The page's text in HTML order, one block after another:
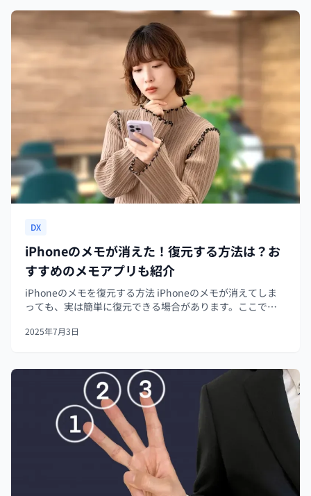
DX
iPhoneのメモが消えた！復元する方法は？お
すすめのメモアプリも紹介
iPhoneのメモを復元する方法 iPhoneのメモが消えてしま
っても、実は簡単に復元できる場合があります。ここで
項目」からメモを復元する まず試したいのが、「最近削除
2025年7月3日